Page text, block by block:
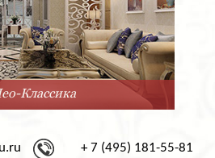
Классика
+ 7 (495) 181-55-81